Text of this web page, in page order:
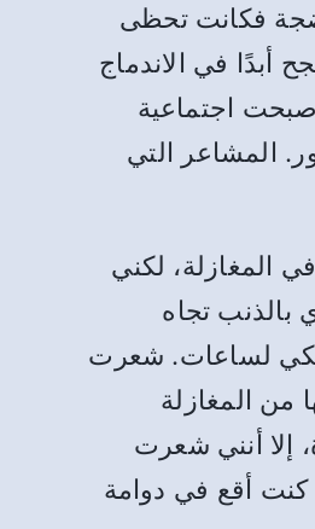
فكانت تحظى
أبدًا في الاندماج
اجتماعية
المشاعر التي
المغازلة، لكني
بالذنب تجاه
لساعات. شعرت
من المغازلة
إلا أنني شعرت
أقع في دوامة